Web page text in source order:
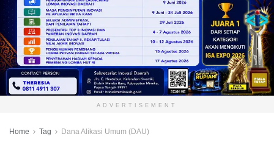
ADVERTISEMENT
Home Tag Dana Alikasi Umum (DAU)